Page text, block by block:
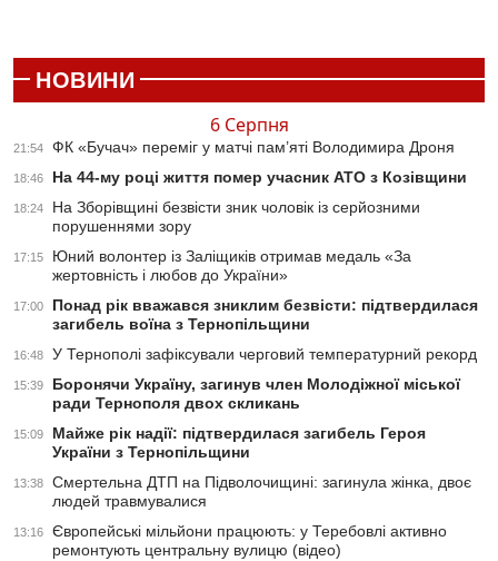
НОВИНИ
6 Серпня
21:54 ФК «Бучач» переміг у матчі пам’яті Володимира Дроня
18:46 На 44-му році життя помер учасник АТО з Козівщини
18:24
На Зборівщині безвісти зник чоловік із серйозними
порушеннями зору
17:15
Юний волонтер із Заліщиків отримав медаль «За
жертовність і любов до України»
17:00
Понад рік вважався зниклим безвісти: підтвердилася
загибель воїна з Тернопільщини
16:48 У Тернополі зафіксували черговий температурний рекорд
15:39
Боронячи Україну, загинув член Молодіжної міської
ради Тернополя двох скликань
15:09
Майже рік надії: підтвердилася загибель Героя
України з Тернопільщини
13:38
Смертельна ДТП на Підволочищині: загинула жінка, двоє
людей травмувалися
13:16
Європейські мільйони працюють: у Теребовлі активно
ремонтують центральну вулицю (відео)